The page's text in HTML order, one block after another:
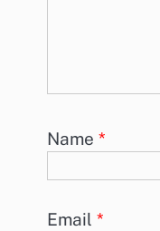
Name *
Email *